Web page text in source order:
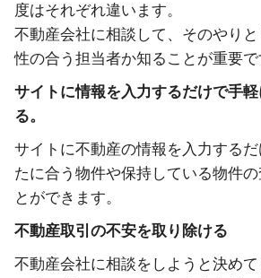
度はそれぞれ違います。
不動産会社に相談して、そのやり
性の合う担当者か知ることが重要で
サイトに情報を入力するだけで手
る。
サイトに不動産の情報を入力する
たに合う物件や保持している物件
とができます。
不動産取引の不安を取り除ける
不動産会社に相談をしようと決め